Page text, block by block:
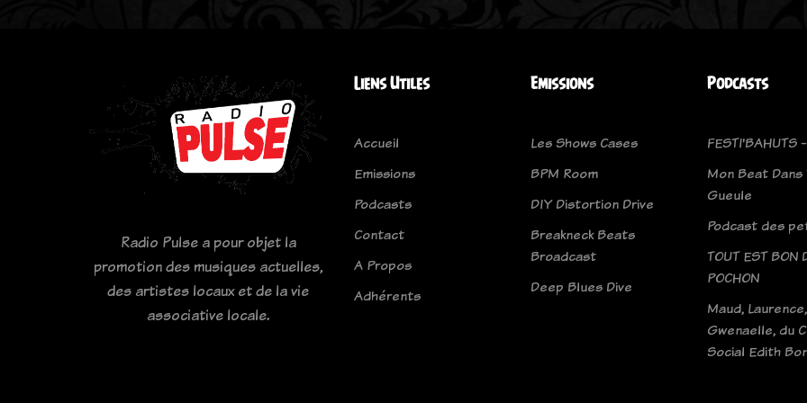
Radio Pulse a pour objet la
promotion des musiques actuelles,
des artistes locaux et de la vie
associative locale.
Liens Utiles
Accueil
Emissions
Podcasts
Contact
A Propos
Adhérents
Emissions
Les Shows Cases
BPM Room
DIY Distortion Drive
Breakneck Beats
Broadcast
Deep Blues Dive
Podcasts
FESTI'BAHUTS
Mon Beat Dans
Gueule
Podcast des
TOUT EST BON
POCHON
Maud, Laurence,
Gwenaelle, du
Social Edith